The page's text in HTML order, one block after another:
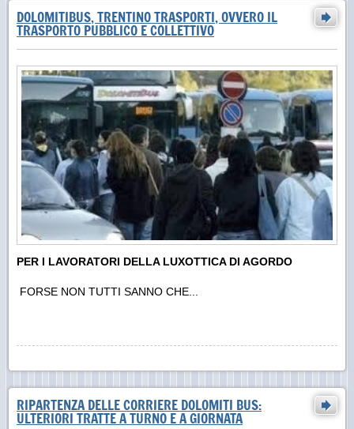
DOLOMITIBUS, TRENTINO TRASPORTI, OVVERO IL
TRASPORTO PUBBLICO E COLLETTIVO
PER I LAVORATORI DELLA LUXOTTICA DI AGORDO
FORSE NON TUTTI SANNO CHE...
RIPARTENZA DELLE CORRIERE DOLOMITI BUS:
ULTERIORI TRATTE A TURNO E A GIORNATA